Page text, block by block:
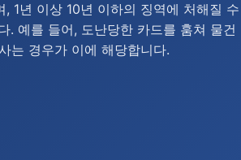
, 1년 이상 10년 이하의 징역에 처해질 수
. 예를 들어, 도난당한 카드를 훔쳐 물건
는 경우가 이에 해당합니다.